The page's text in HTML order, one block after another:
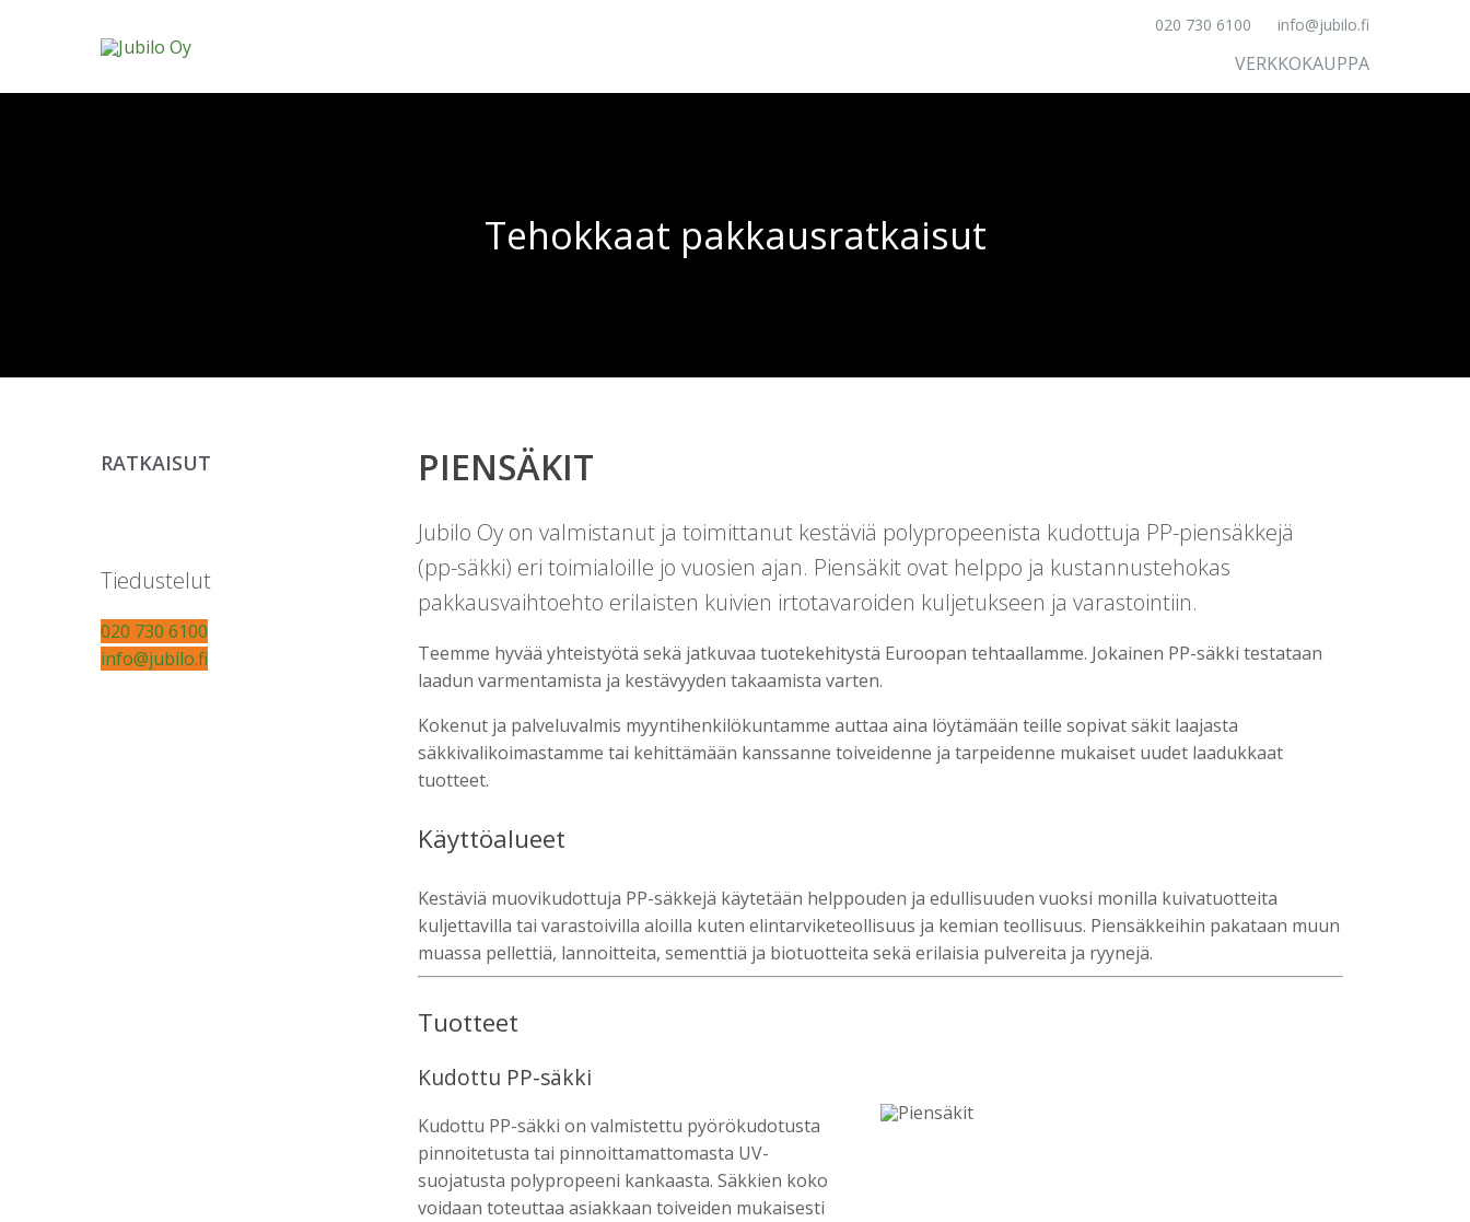
020 730 6100 info@jubilo.fi
VERKKOKAUPPA
Tehokkaat pakkaus­ratkaisut
RATKAISUT
Tiedustelut
020 730 6100
info@jubilo.fi
PIENSÄKIT
Jubilo Oy on valmistanut ja toimittanut kestäviä polypropeenista kudottuja PP-piensäkkejä
(pp-säkki) eri toimialoille jo vuosien ajan. Piensäkit ovat helppo ja kustannustehokas
pakkausvaihtoehto erilaisten kuivien irtotavaroiden kuljetukseen ja varastointiin.
Teemme hyvää yhteistyötä sekä jatkuvaa tuotekehitystä Euroopan tehtaallamme. Jokainen PP-säkki testataan
laadun varmentamista ja kestävyyden takaamista varten.
Kokenut ja palveluvalmis myyntihenkilökuntamme auttaa aina löytämään teille sopivat säkit laajasta
säkkivalikoimastamme tai kehittämään kanssanne toiveidenne ja tarpeidenne mukaiset uudet laadukkaat
tuotteet.
Käyttöalueet
Kestäviä muovikudottuja PP-säkkejä käytetään helppouden ja edullisuuden vuoksi monilla kuivatuotteita
kuljettavilla tai varastoivilla aloilla kuten elintarviketeollisuus ja kemian teollisuus. Piensäkkeihin pakataan muun
muassa pellettiä, lannoitteita, sementtiä ja biotuotteita sekä erilaisia pulvereita ja ryynejä.
Tuotteet
Kudottu PP-säkki
Kudottu PP-säkki on valmistettu pyörökudotusta
pinnoitetusta tai pinnoittamattomasta UV-
suojatusta polypropeeni kankaasta. Säkkien koko
voidaan toteuttaa asiakkaan toiveiden mukaisesti